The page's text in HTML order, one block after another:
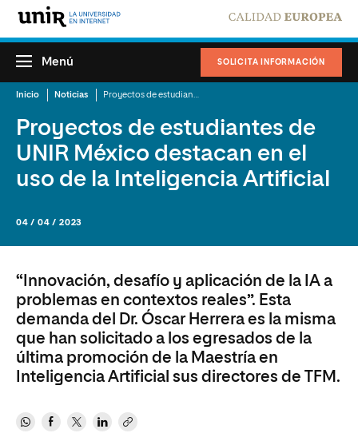
SOLICITA INFORMACIÓN
Menú
Inicio Noticias
Proyectos de estudiantes de
UNIR México destacan en el
uso de la Inteligencia Artificial
04 / 04 / 2023
“Innovación, desafío y aplicación de la IA a
problemas en contextos reales”. Esta
demanda del Dr. Óscar Herrera es la misma
que han solicitado a los egresados de la
última promoción de la Maestría en
Inteligencia Artificial sus directores de TFM.